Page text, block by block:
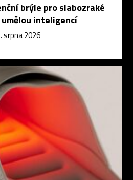
brýle pro slabozraké
inteligencí
srpna 2026